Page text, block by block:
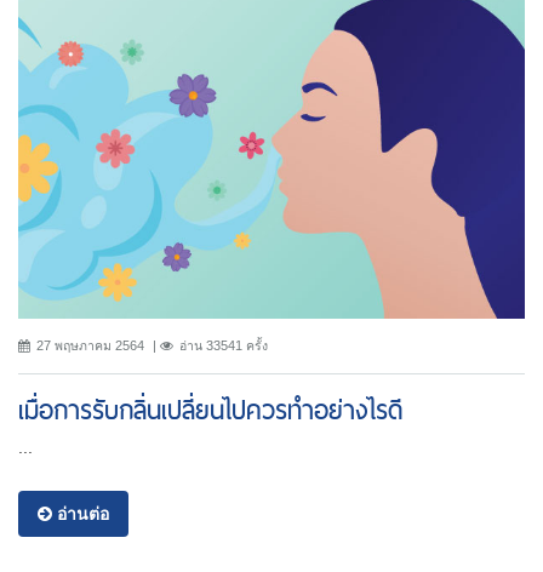
27 พฤษภาคม 2564 อ่าน 33541 ครั้ง
เมื่อการรับกลิ่นเปลี่ยนไปควรทำอย่างไรดี
อ่านต่อ